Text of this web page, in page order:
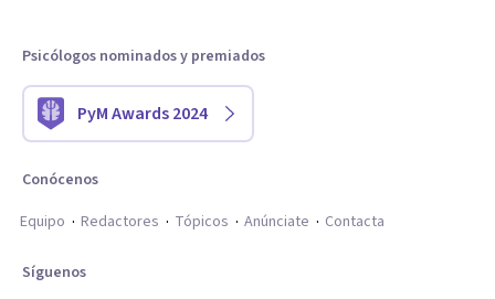
Psicólogos nominados y premiados
PyM Awards 2024
Conócenos
Equipo
Redactores Tópicos Anúnciate Contacta
Síguenos